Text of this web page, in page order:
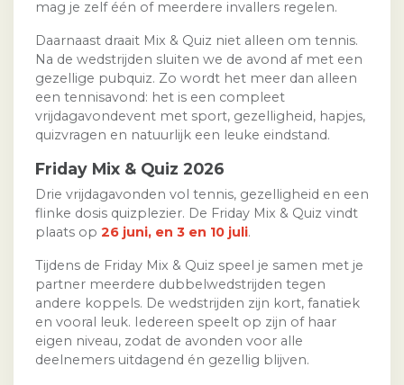
mag je zelf één of meerdere invallers regelen.
Daarnaast draait Mix & Quiz niet alleen om tennis.
Na de wedstrijden sluiten we de avond af met een
gezellige pubquiz. Zo wordt het meer dan alleen
een tennisavond: het is een compleet
vrijdagavondevent met sport, gezelligheid, hapjes,
quizvragen en natuurlijk een leuke eindstand.
Friday Mix & Quiz 2026
Drie vrijdagavonden vol tennis, gezelligheid en een
flinke dosis quizplezier. De Friday Mix & Quiz vindt
plaats op 26 juni, en 3 en 10 juli.
Tijdens de Friday Mix & Quiz speel je samen met je
partner meerdere dubbelwedstrijden tegen
andere koppels. De wedstrijden zijn kort, fanatiek
en vooral leuk. Iedereen speelt op zijn of haar
eigen niveau, zodat de avonden voor alle
deelnemers uitdagend én gezellig blijven.